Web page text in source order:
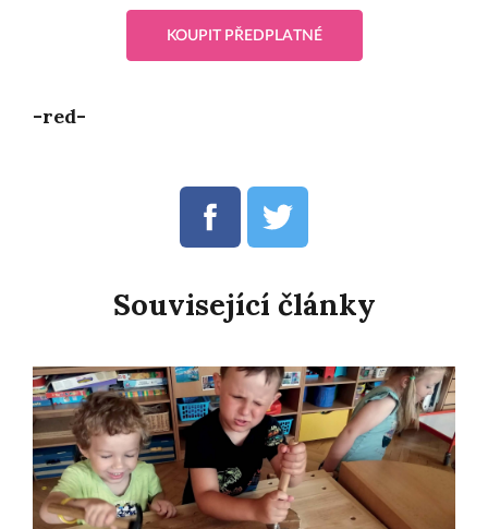
KOUPIT PŘEDPLATNÉ
-red-
Související články